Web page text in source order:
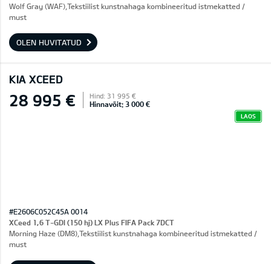
Wolf Gray (WAF),Tekstiilist kunstnahaga kombineeritud istmekatted /
must
OLEN HUVITATUD
KIA XCEED
28 995 € Hind: 31 995 €
Hinnavõit: 3 000 €
LAOS
#E2606C052C45A 0014
XCeed 1,6 T-GDI (150 hj) LX Plus FIFA Pack 7DCT
Morning Haze (DM8),Tekstiilist kunstnahaga kombineeritud istmekatted /
must